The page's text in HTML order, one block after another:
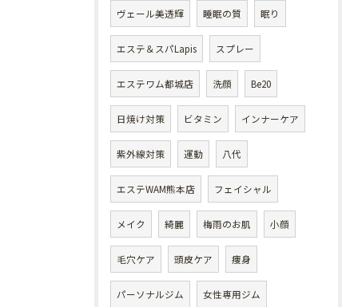
ヴェール美透輝 睡眠の質 眠り
エステ＆スパLapis スプレー
エステワム都城店 洗顔 Be20
日焼け対策 ビタミン インナーケア
紫外線対策 運動 八代
エステWAM熊本店 フェイシャル
メイク 綺麗 梅雨のお肌 小顔
毛穴ケア 頭皮ケア 痩身
パーソナルジム 女性専用ジム